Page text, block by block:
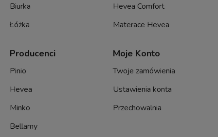
Biurka
Łóżka
Hevea Comfort
Materace Hevea
Producenci
Pinio
Hevea
Minko
Bellamy
Moje Konto
Twoje zamówienia
Ustawienia konta
Przechowalnia